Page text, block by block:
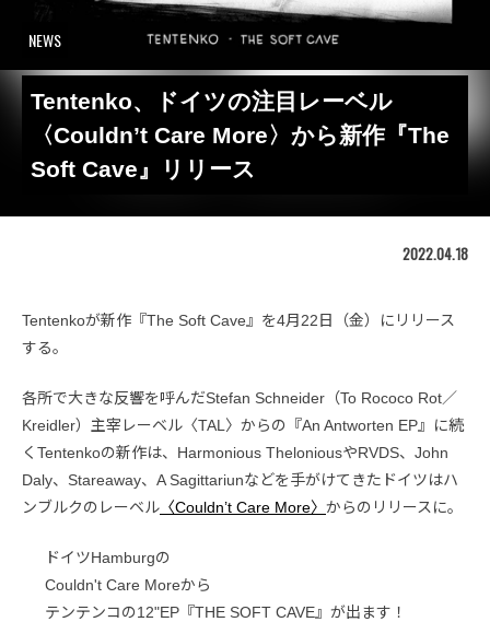
NEWS
Tentenko、ドイツの注目レーベル
〈Couldn’t Care More〉から新作『The
Soft Cave』リリース
2022.04.18
Tentenkoが新作『The Soft Cave』を4月22日（金）にリリース
する。
各所で大きな反響を呼んだStefan Schneider（To Rococo Rot／
Kreidler）主宰レーベル〈TAL〉からの『An Antworten EP』に続
くTentenkoの新作は、Harmonious TheloniousやRVDS、John
Daly、Stareaway、A Sagittariunなどを手がけてきたドイツはハ
ンブルクのレーベル 〈Couldn’t Care More〉 からのリリースに。
ドイツHamburgの
Couldn't Care Moreから
テンテンコの12"EP『THE SOFT CAVE』が出ます！